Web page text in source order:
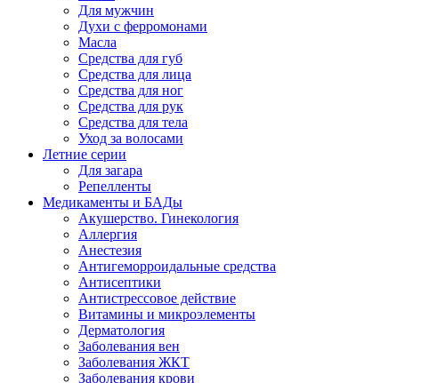
Для мужчин
Духи с ферромонами
Масла
Средства для губ
Средства для лица
Средства для ног
Средства для рук
Средства для тела
Уход за волосами
Летние серии
Для загара
Репелленты
Медикаменты и БАДы
Акушерство. Гинекология
Аллергия
Анестезия
Антигеморроидальные средства
Антисептики
Антистрессовое действие
Витамины и микроэлементы
Дерматология
Заболевания вен
Заболевания ЖКТ
Заболевания крови